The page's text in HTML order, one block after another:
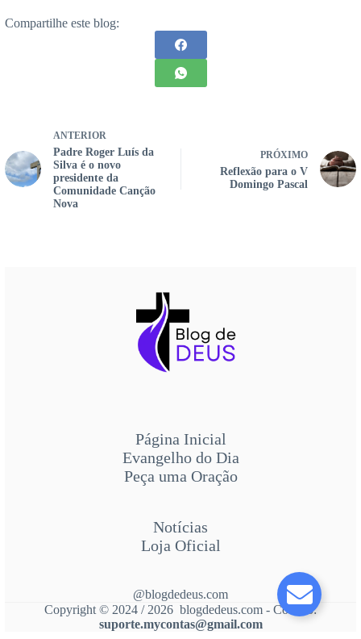
Compartilhe este blog:
ANTERIOR
Padre Roger Luís da
Silva é o novo
presidente da
Comunidade Canção
Nova
PRÓXIMO
Reflexão para o V
Domingo Pascal
Página Inicial
Evangelho do Dia
Peça uma Oração
Notícias
Loja Oficial
@blogdedeus.com
Copyright © 2024 / 2026 blogdedeus.com - Contato:
suporte.mycontas@gmail.com